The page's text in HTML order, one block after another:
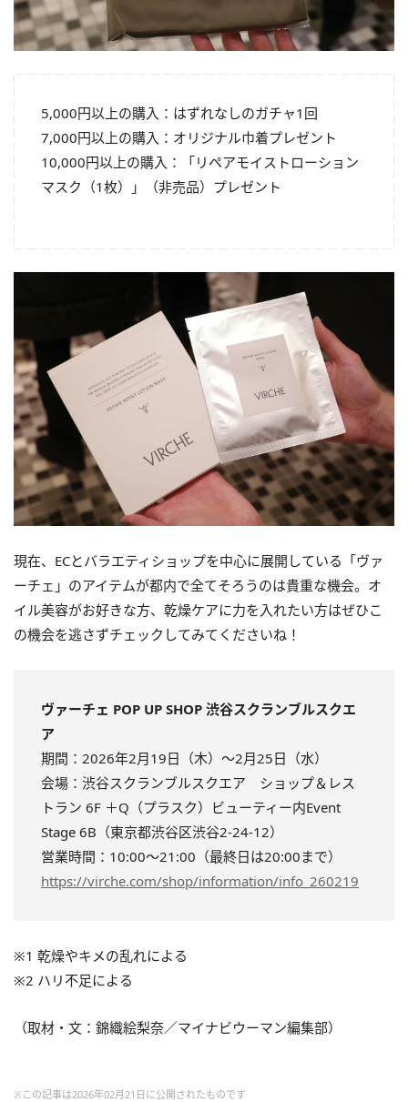
5,000円以上の購入：はずれなしのガチャ1回
7,000円以上の購入：オリジナル巾着プレゼント
10,000円以上の購入：「リペアモイストローション
マスク（1枚）」（非売品）プレゼント
現在、ECとバラエティショップを中心に展開している「ヴァ
ーチェ」のアイテムが都内で全てそろうのは貴重な機会。オ
イル美容がお好きな方、乾燥ケアに力を入れたい方はぜひこ
の機会を逃さずチェックしてみてくださいね！
ヴァーチェ POP UP SHOP 渋谷スクランブルスクエ
ア
期間：2026年2月19日（木）～2月25日（水）
会場：渋谷スクランブルスクエア ショップ＆レス
トラン 6F ＋Q（プラスク）ビューティー内Event
Stage 6B（東京都渋谷区渋谷2-24-12）
営業時間：10:00～21:00（最終日は20:00まで）
https://virche.com/shop/information/info_260219
※1 乾燥やキメの乱れによる
※2 ハリ不足による
（取材・文：錦織絵梨奈／マイナビウーマン編集部）
※この記事は2026年02月21日に公開されたものです